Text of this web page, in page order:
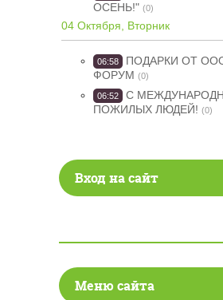
ОСЕНЬ!" (0)
04 Октября, Вторник
06:58
ПОДАРКИ ОТ
ФОРУМ (0)
06:52
С
ПОЖИЛЫХ ЛЮДЕЙ! (0)
Вход на сайт
Меню сайта